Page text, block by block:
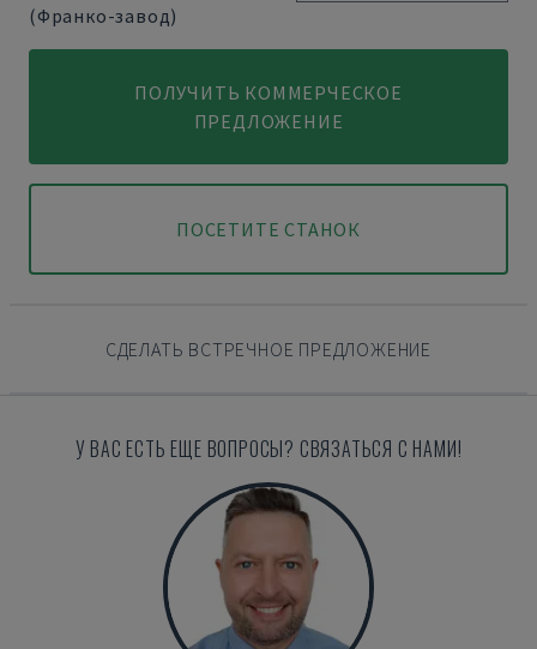
(Франко-завод)
ПОЛУЧИТЬ КОММЕРЧЕСКОЕ
ПРЕДЛОЖЕНИЕ
ПОСЕТИТЕ СТАНОК
СДЕЛАТЬ ВСТРЕЧНОЕ ПРЕДЛОЖЕНИЕ
У ВАС ЕСТЬ ЕЩЕ ВОПРОСЫ? СВЯЗАТЬСЯ С НАМИ!